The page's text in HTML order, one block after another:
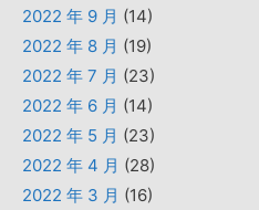
2022 年 9 月 (14)
2022 年 8 月 (19)
2022 年 7 月 (23)
2022 年 6 月 (14)
2022 年 5 月 (23)
2022 年 4 月 (28)
2022 年 3 月 (16)